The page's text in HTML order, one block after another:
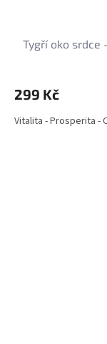
Tygří oko srdce
299 Kč
Vitalita - Prosperita -